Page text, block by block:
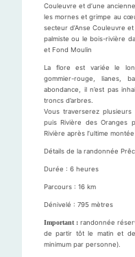
Couleuvre et d’une
les mornes et grimpe au
secteur d’Anse Couleuvre
palmiste ou le bois-rivière
et Fond Moulin
La flore est variée le
gommier-rouge, lianes,
abondance, il n’est pas
troncs d’arbres.
Vous traverserez plusieurs
puis Rivière des Oranges
Rivière après l’ultime
Détails de la randonnée
Durée : 6 heures
Parcours : 16 km
Dénivelé : 795 mètres
Important : randonnée
de partir tôt le matin et
minimum par personne).